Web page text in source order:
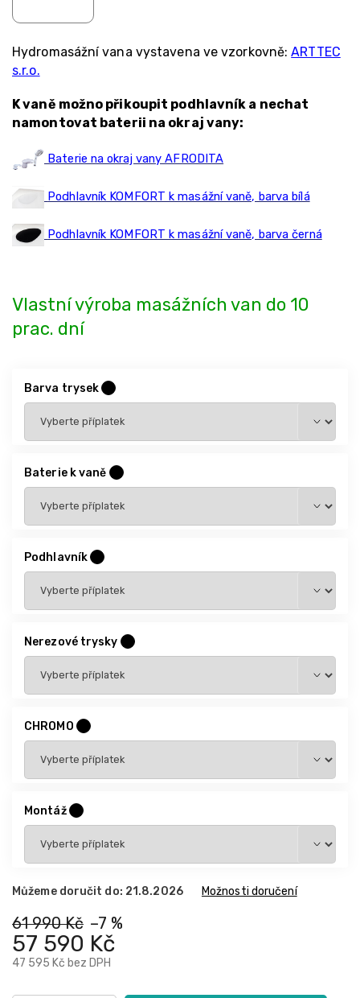
61 990 Kč –7 %
57 590 Kč
47 595 Kč bez DPH
Vlastní výroba masážních van do 10
prac. dní
Barva trysek
Baterie k vaně
Podhlavník
Nerezové trysky
CHROMO
Montáž
Můžeme doručit do: 21.8.2026 Možnosti doručení
Hydromasážní vana vystavena ve vzorkovně:ARTTEC
s.r.o.
K vaně možno přikoupit podhlavník a nechat
namontovat baterii na okraj vany:
Baterie na okraj vany AFRODITA
Podhlavník KOMFORT k masážní vaně, barva bílá
Podhlavník KOMFORT k masážní vaně, barva černá